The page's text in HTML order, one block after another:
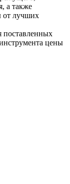
а также
от лучших
поставленных
цены